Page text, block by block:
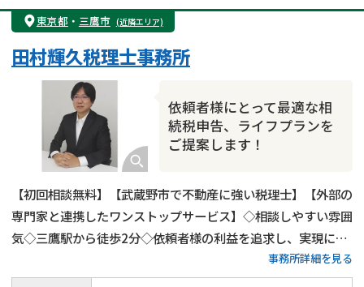
遺産分割
遺留分侵害額請求
相続税申告
相続手続き
銀行手続き
成年後見・任意後見
贈与税
相続人調査
相続トラブル
東京都 ・ 三鷹市 (近隣エリア)
依頼者様にとって最適な相
続税申告、ライフプランを
ご提案します！
田村輝久税理士事務所
【初回相談無料】【武蔵野市で不動産に強い税理士】【外部の
専門家と連携したワンストップサービス】◇相談しやすい雰囲
気◇三鷹駅から徒歩2分◇依頼者様の利益を追求し、実現に全
事務所詳細を見る